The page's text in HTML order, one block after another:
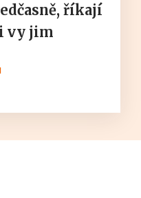
říkají
vy jim